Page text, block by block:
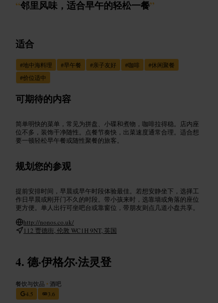
“邻里风味，适合早午的轻松一餐”
适合
#地中海料理 #早午餐 #亲子友好 #咖啡 #休闲聚餐
#价位适中
可期待的内容
简单明快的菜单，常见为拼盘、小碟和煮物，咖啡拉得稳。店内座
位不多，装饰干净随性。点餐节奏快，出菜速度通常合理。适合想
要一顿轻松早午餐或随性聚餐的旅客。
规划您的参观
提前安排时间，早晨或早午时段体验最佳。若想安静坐下，选择工
作日早晨或刚开门不久的时段。带小孩来时，选靠墙或角落的座位
更方便。单人出行可坐吧台或靠窗位，带朋友则点几道小盘共享。
http://nonos.co.uk/
112 贾德街, 伦敦 WC1H 9NT, 英国
德·伊格尔·法灵登
餐饮与饮品 •酒吧
4.5
3.6